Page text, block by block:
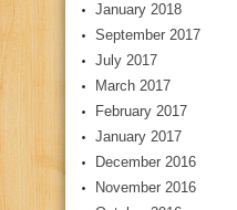
January 2018
September 2017
July 2017
March 2017
February 2017
January 2017
December 2016
November 2016